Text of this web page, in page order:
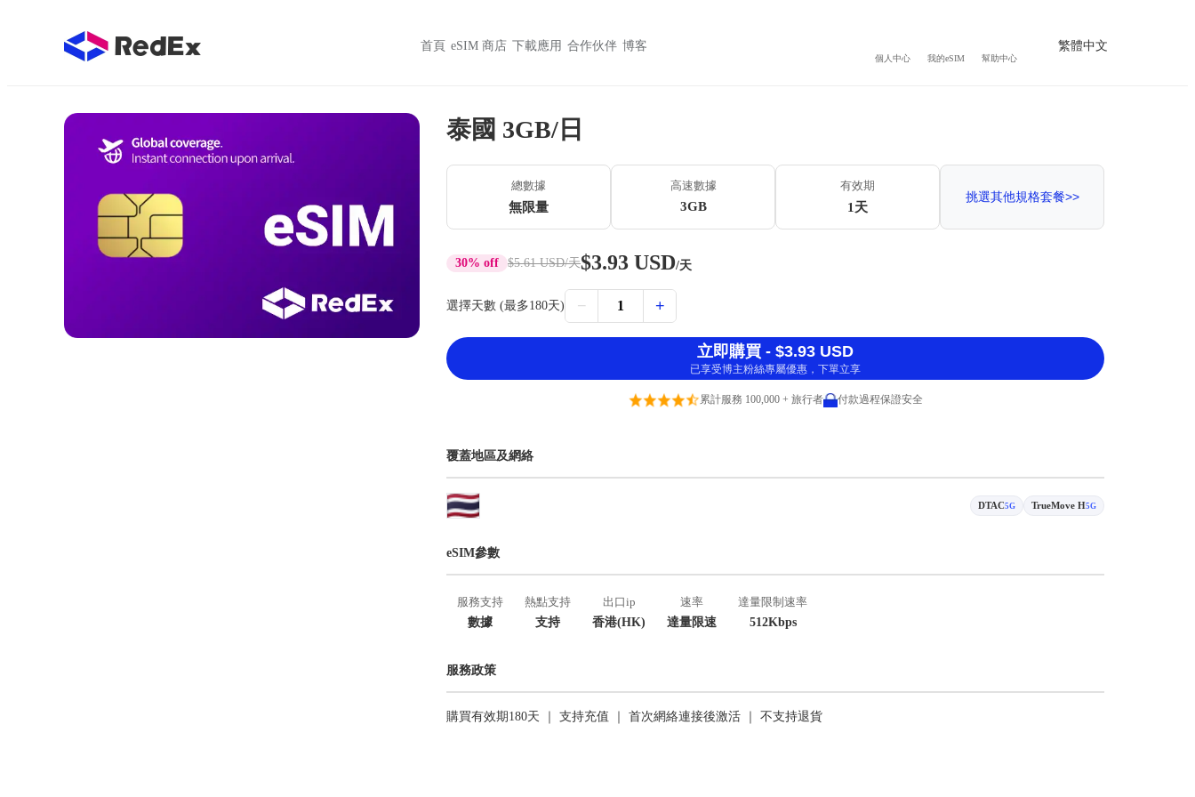
首頁 eSIM 商店 下載應用 合作伙伴 博客
個人中心 我的eSIM 幫助中心
繁體中文
泰國 3GB/日
總數據
無限量
高速數據
3GB
有效期
1天
挑選其他規格套餐>>
30% off $5.61 USD/天$3.93 USD/天
選擇天數 (最多180天) − 1 +
立即購買 - $3.93 USD
已享受博主粉絲專屬優惠，下單立享
累計服務 100,000 + 旅行者 付款過程保證安全
覆蓋地區及網絡
DTAC5G TrueMove H5G
eSIM參數
服務支持
數據
熱點支持
支持
出口ip
香港(HK)
速率
達量限速
達量限制速率
512Kbps
服務政策
購買有效期180天 ｜ 支持充值 ｜ 首次網絡連接後激活 ｜ 不支持退貨